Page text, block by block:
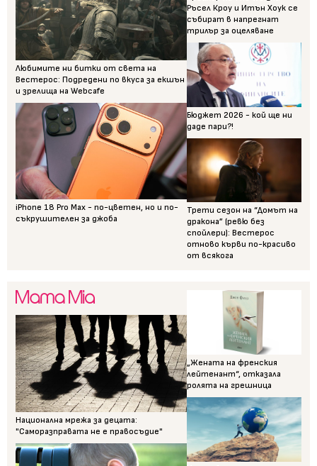
Любимите ни битки от света на
Вестерос: Подредени по вкуса за екшън
и зрелища на Webcafe
iPhone 18 Pro Max - по-цветен, но и по-
съкрушителен за джоба
Ръсел Кроу и Итън Хоук се
събират в напрегнат
трилър за оцеляване
Бюджет 2026 - кой ще ни
даде пари?!
Трети сезон на “Домът на
дракона” (ревю без
спойлери): Вестерос
отново кърви по-красиво
от всякога
Национална мрежа за децата:
"Саморазправата не е правосъдие"
„Жената на френския
лейтенант“, отказала
ролята на грешница